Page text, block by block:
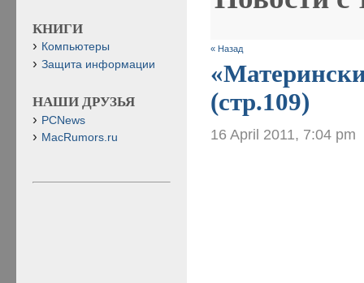
« Назад
(стр.109)
16 April 2011, 7:04 pm
КНИГИ
Компьютеры
Защита информации
НАШИ ДРУЗЬЯ
PCNews
MacRumors.ru